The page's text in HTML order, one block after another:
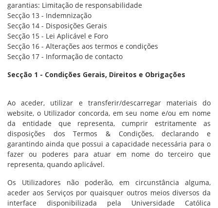
garantias: Limitação de responsabilidade
Secção 13 - Indemnização
Secção 14 - Disposições Gerais
Secção 15 - Lei Aplicável e Foro
Secção 16 - Alterações aos termos e condições
Secção 17 - Informação de contacto
Secção 1 - Condições Gerais, Direitos e Obrigações
Ao aceder, utilizar e transferir/descarregar materiais do
website, o Utilizador concorda, em seu nome e/ou em nome
da entidade que representa, cumprir estritamente as
disposições dos Termos & Condições, declarando e
garantindo ainda que possui a capacidade necessária para o
fazer ou poderes para atuar em nome do terceiro que
representa, quando aplicável.
Os Utilizadores não poderão, em circunstância alguma,
aceder aos Serviços por quaisquer outros meios diversos da
interface disponibilizada pela Universidade Católica